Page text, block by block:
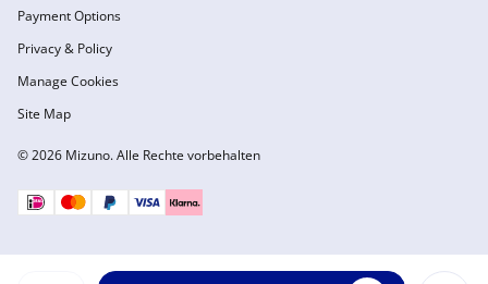
© 2026 Mizuno. Alle Rechte vorbehalten
Payment Options
Privacy & Policy
Manage Cookies
Site Map